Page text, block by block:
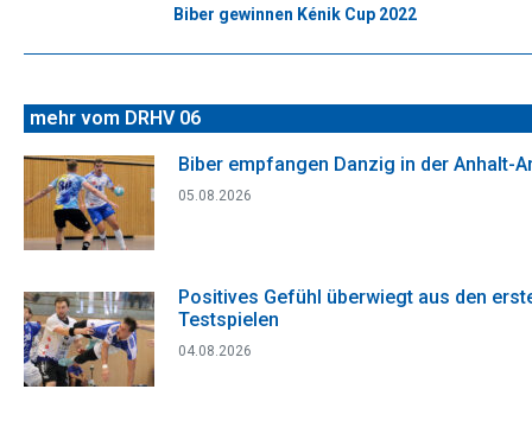
Nächster
Biber gewinnen Kénik Cup 2022
mehr vom DRHV 06
Biber empfangen Danzig in der Anhalt-
05.08.2026
Positives Gefühl überwiegt aus den
Testspielen
04.08.2026